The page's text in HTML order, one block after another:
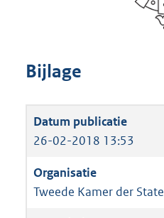
Bijlage
26-02-2018 13:53
Tweede Kamer der